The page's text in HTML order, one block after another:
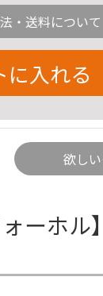
・送料について
に入れる
欲し
ーホル